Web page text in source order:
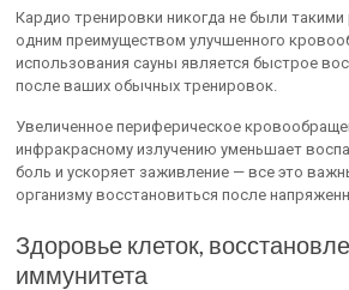
Кардио тренировки никогда не были
одним преимуществом улучшенного
использования сауны является быстрое
после ваших обычных тренировок.
Увеличенное периферическое
инфракрасному излучению уменьшает
боль и ускоряет заживление — все это
организму восстановиться после
Здоровье клеток,
иммунитета